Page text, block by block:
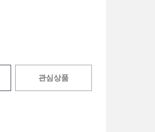
관심상품